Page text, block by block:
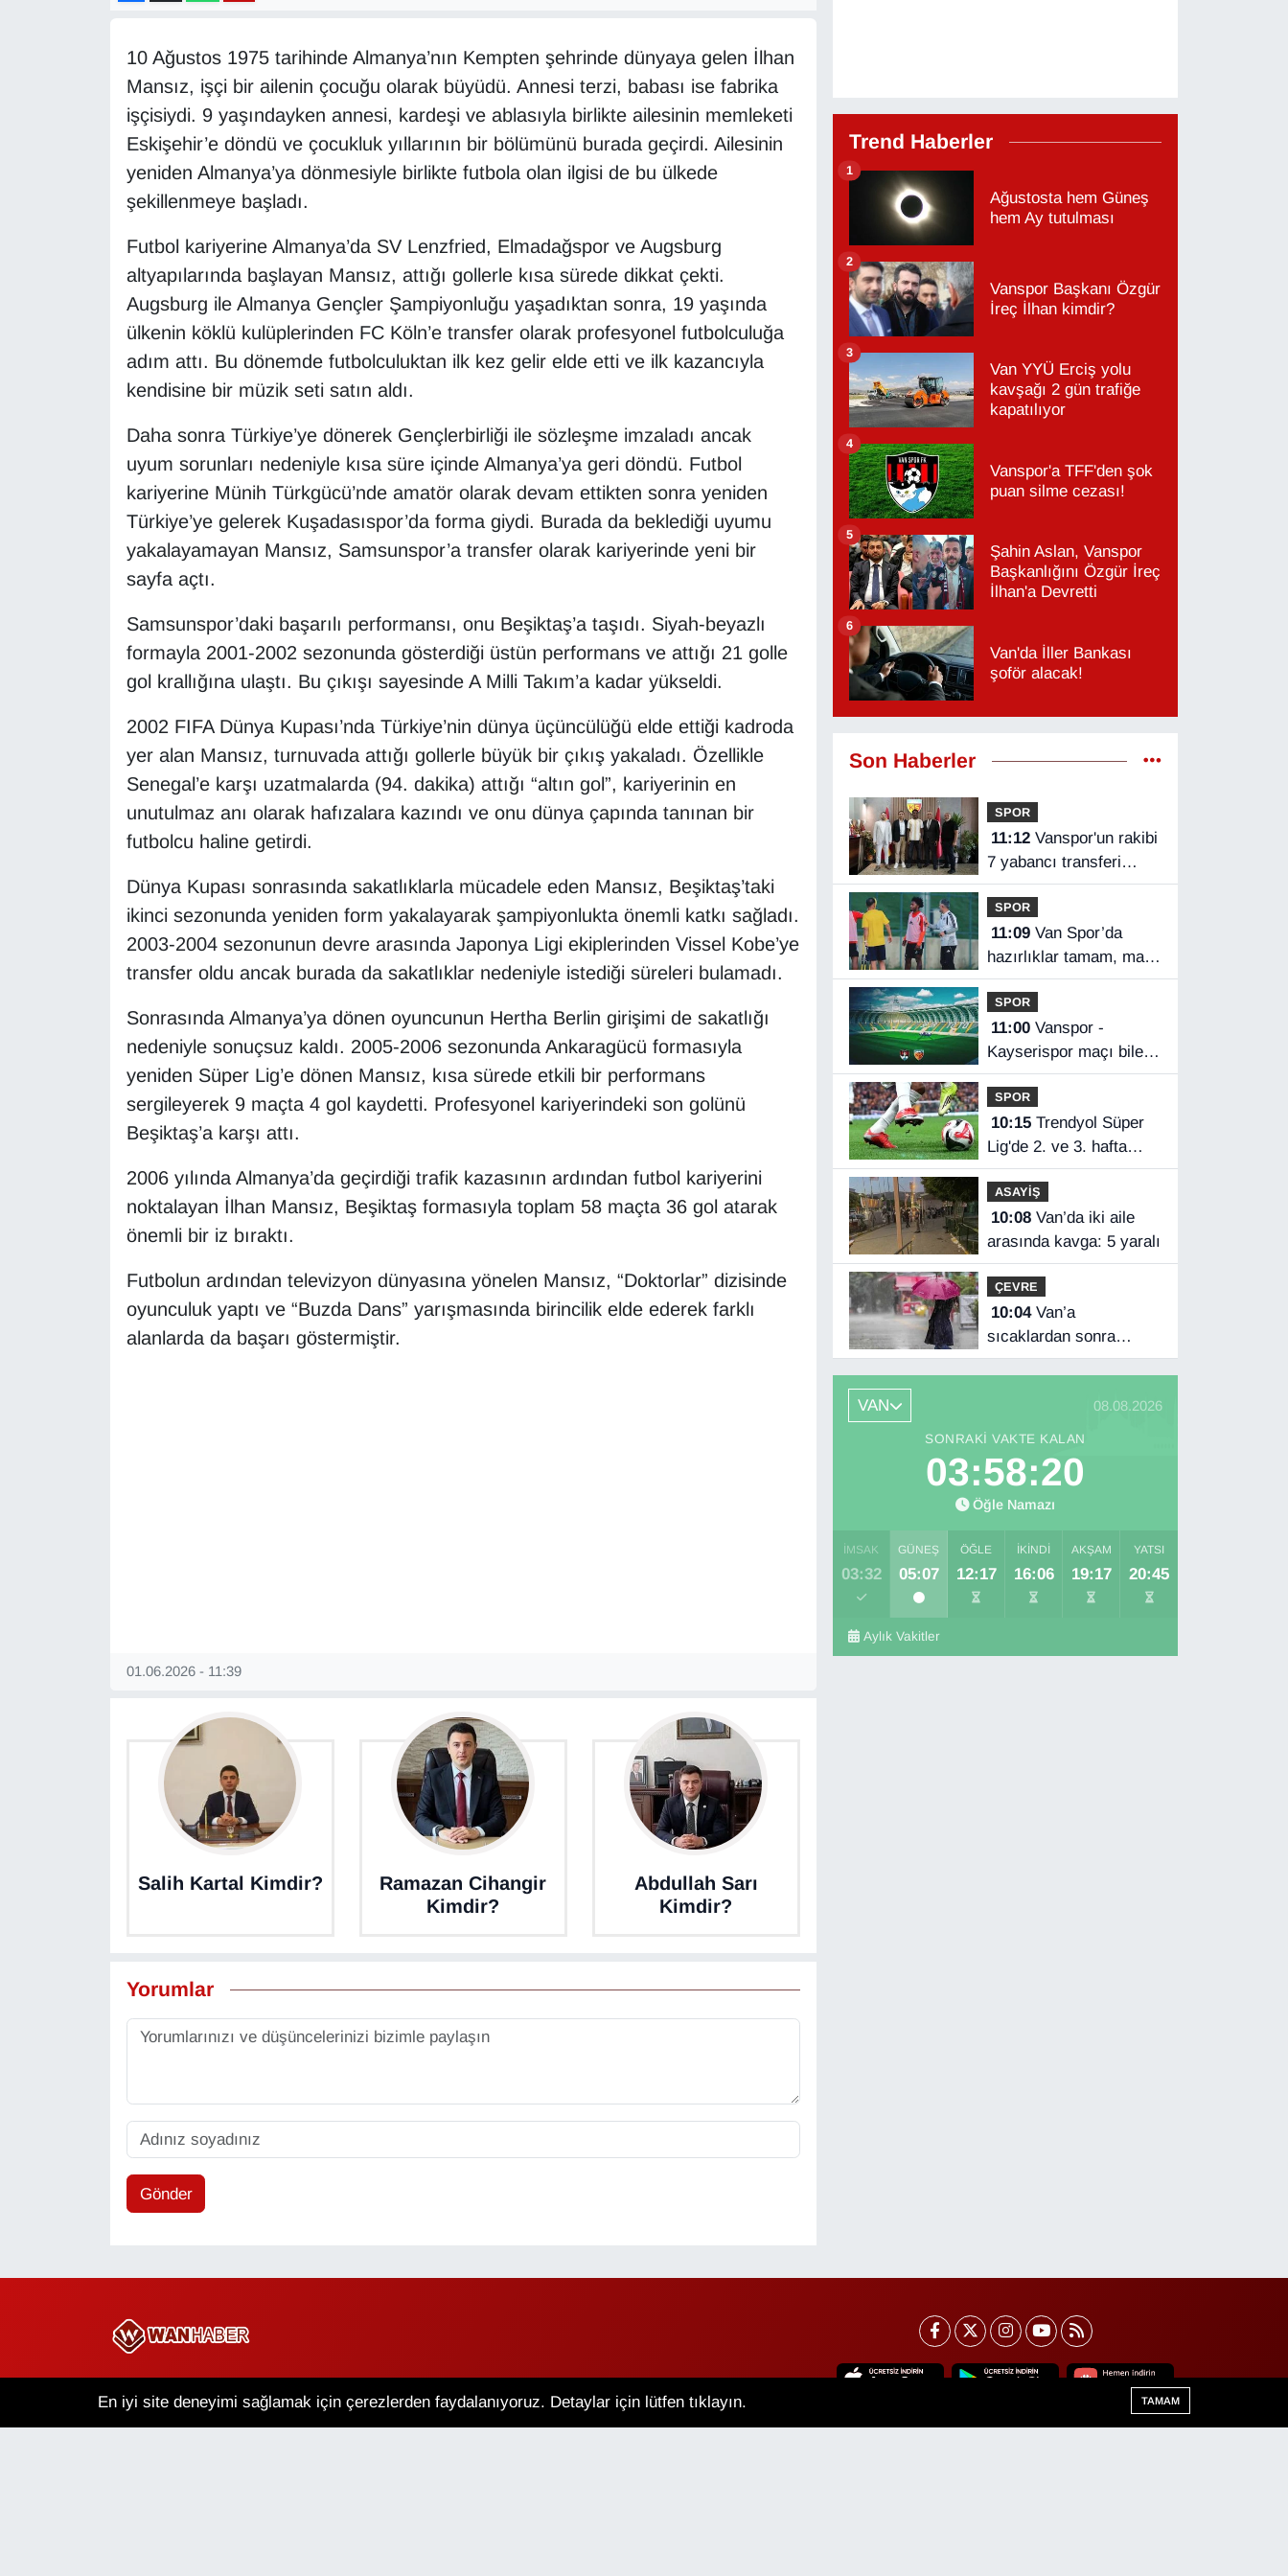
10 Ağustos 1975 tarihinde Almanya’nın Kempten şehrinde dünyaya gelen İlhan
Mansız, işçi bir ailenin çocuğu olarak büyüdü. Annesi terzi, babası ise fabrika
işçisiydi. 9 yaşındayken annesi, kardeşi ve ablasıyla birlikte ailesinin memleketi
Eskişehir’e döndü ve çocukluk yıllarının bir bölümünü burada geçirdi. Ailesinin
yeniden Almanya’ya dönmesiyle birlikte futbola olan ilgisi de bu ülkede
şekillenmeye başladı.
Futbol kariyerine Almanya’da SV Lenzfried, Elmadağspor ve Augsburg
altyapılarında başlayan Mansız, attığı gollerle kısa sürede dikkat çekti.
Augsburg ile Almanya Gençler Şampiyonluğu yaşadıktan sonra, 19 yaşında
ülkenin köklü kulüplerinden FC Köln’e transfer olarak profesyonel futbolculuğa
adım attı. Bu dönemde futbolculuktan ilk kez gelir elde etti ve ilk kazancıyla
kendisine bir müzik seti satın aldı.
Daha sonra Türkiye’ye dönerek Gençlerbirliği ile sözleşme imzaladı ancak
uyum sorunları nedeniyle kısa süre içinde Almanya’ya geri döndü. Futbol
kariyerine Münih Türkgücü’nde amatör olarak devam ettikten sonra yeniden
Türkiye’ye gelerek Kuşadasıspor’da forma giydi. Burada da beklediği uyumu
yakalayamayan Mansız, Samsunspor’a transfer olarak kariyerinde yeni bir
sayfa açtı.
Samsunspor’daki başarılı performansı, onu Beşiktaş’a taşıdı. Siyah-beyazlı
formayla 2001-2002 sezonunda gösterdiği üstün performans ve attığı 21 golle
gol krallığına ulaştı. Bu çıkışı sayesinde A Milli Takım’a kadar yükseldi.
2002 FIFA Dünya Kupası’nda Türkiye’nin dünya üçüncülüğü elde ettiği kadroda
yer alan Mansız, turnuvada attığı gollerle büyük bir çıkış yakaladı. Özellikle
Senegal’e karşı uzatmalarda (94. dakika) attığı “altın gol”, kariyerinin en
unutulmaz anı olarak hafızalara kazındı ve onu dünya çapında tanınan bir
futbolcu haline getirdi.
Dünya Kupası sonrasında sakatlıklarla mücadele eden Mansız, Beşiktaş’taki
ikinci sezonunda yeniden form yakalayarak şampiyonlukta önemli katkı sağladı.
2003-2004 sezonunun devre arasında Japonya Ligi ekiplerinden Vissel Kobe’ye
transfer oldu ancak burada da sakatlıklar nedeniyle istediği süreleri bulamadı.
Sonrasında Almanya’ya dönen oyuncunun Hertha Berlin girişimi de sakatlığı
nedeniyle sonuçsuz kaldı. 2005-2006 sezonunda Ankaragücü formasıyla
yeniden Süper Lig’e dönen Mansız, kısa sürede etkili bir performans
sergileyerek 9 maçta 4 gol kaydetti. Profesyonel kariyerindeki son golünü
Beşiktaş’a karşı attı.
2006 yılında Almanya’da geçirdiği trafik kazasının ardından futbol kariyerini
noktalayan İlhan Mansız, Beşiktaş formasıyla toplam 58 maçta 36 gol atarak
önemli bir iz bıraktı.
Futbolun ardından televizyon dünyasına yönelen Mansız, “Doktorlar” dizisinde
oyunculuk yaptı ve “Buzda Dans” yarışmasında birincilik elde ederek farklı
alanlarda da başarı göstermiştir.
01.06.2026 - 11:39
Salih Kartal Kimdir?
Ramazan Cihangir
Kimdir?
Abdullah Sarı
Kimdir?
Yorumlar
Gönder
Trend Haberler
Ağustosta hem Güneş
hem Ay tutulması
1
Vanspor Başkanı Özgür
İreç İlhan kimdir?
2
Van YYÜ Erciş yolu
kavşağı 2 gün trafiğe
kapatılıyor
3
Vanspor'a TFF'den şok
puan silme cezası!
4
Şahin Aslan, Vanspor
Başkanlığını Özgür İreç
İlhan'a Devretti
5
Van'da İller Bankası
şoför alacak!
6
Son Haberler
SPOR
11:12Vanspor'un rakibi
7 yabancı transferi
açıkladı
SPOR
11:09Van Spor’da
hazırlıklar tamam, maç
saati bekleniyor
SPOR
11:00Vanspor -
Kayserispor maçı bilet
fiyatları belli oldu
SPOR
10:15Trendyol Süper
Lig'de 2. ve 3. hafta
programları açıklandı
ASAYİŞ
10:08Van’da iki aile
arasında kavga: 5 yaralı
ÇEVRE
10:04Van’a
sıcaklardan sonra
yağmur geliyor
VAN 08.08.2026
SONRAKI VAKTE KALAN
03:58:19
Öğle Namazı
İMSAK
03:32
GÜNEŞ
05:07
ÖĞLE
12:17
İKINDI
16:06
AKŞAM
19:17
YATSI
20:45
Aylık Vakitler
En iyi site deneyimi sağlamak için çerezlerden faydalanıyoruz. Detaylar için lütfen tıklayın. TAMAM
EKONOMİ
En çok konuşulanlar
HABERDE İNSAN
Kamu Alımları
Kim Kimdir?
Kültür & Sanat
MAGAZİN
ONE EKONOMİ
Resmi İlanlar
Sinema - TV